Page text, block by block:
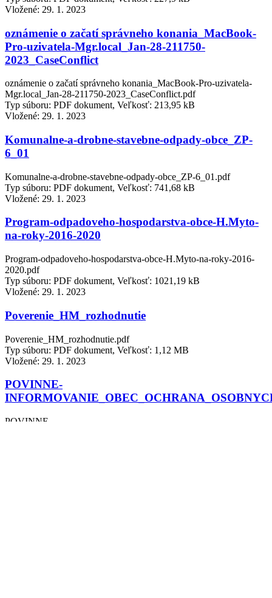
Vložené: 29. 1. 2023
oznámenie o začatí správneho konania_MacBook-
Pro-uzivatela-Mgr.local_Jan-28-211750-
2023_CaseConflict
oznámenie o začatí správneho konania_MacBook-Pro-uzivatela-
Mgr.local_Jan-28-211750-2023_CaseConflict.pdf
Typ súboru: PDF dokument, Veľkosť: 213,95 kB
Vložené: 29. 1. 2023
Komunalne-a-drobne-stavebne-odpady-obce_ZP-
6_01
Komunalne-a-drobne-stavebne-odpady-obce_ZP-6_01.pdf
Typ súboru: PDF dokument, Veľkosť: 741,68 kB
Vložené: 29. 1. 2023
Program-odpadoveho-hospodarstva-obce-H.Myto-
na-roky-2016-2020
Program-odpadoveho-hospodarstva-obce-H.Myto-na-roky-2016-
2020.pdf
Typ súboru: PDF dokument, Veľkosť: 1021,19 kB
Vložené: 29. 1. 2023
Poverenie_HM_rozhodnutie
Poverenie_HM_rozhodnutie.pdf
Typ súboru: PDF dokument, Veľkosť: 1,12 MB
Vložené: 29. 1. 2023
POVINNE-
POVINNE-